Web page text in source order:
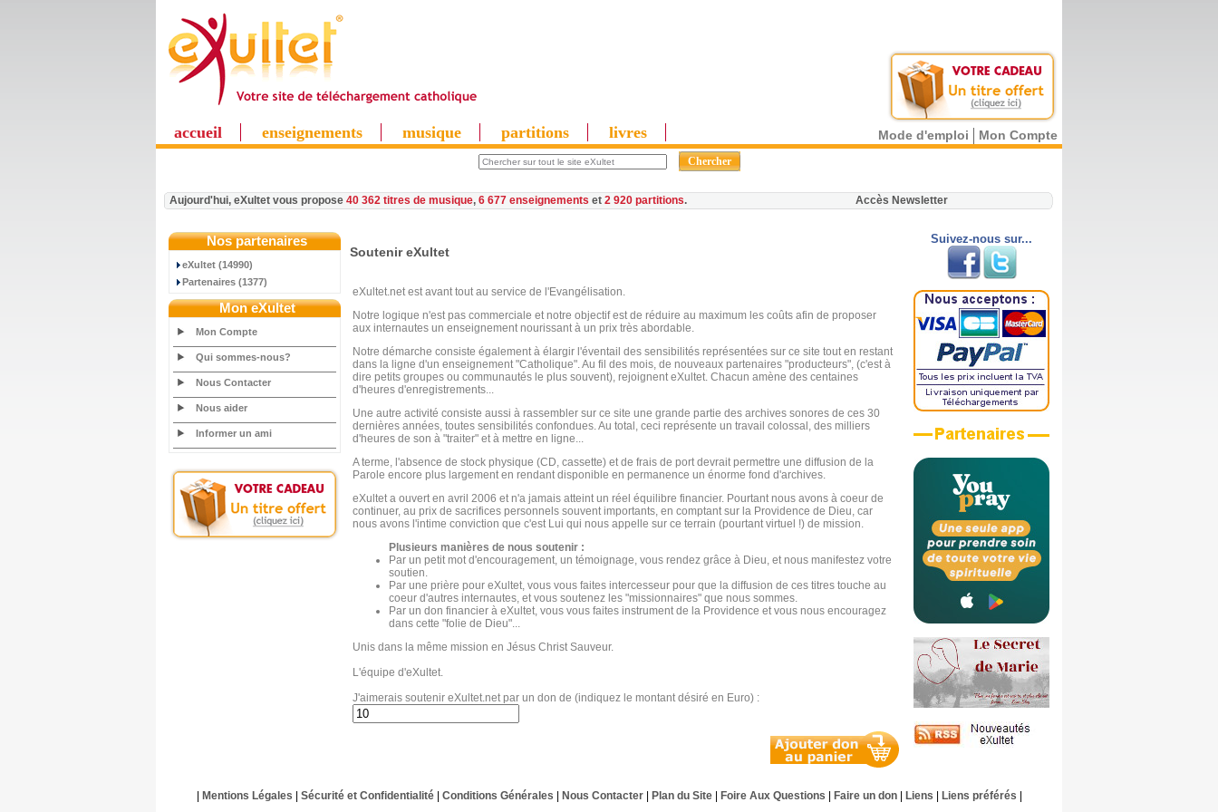
accueil enseignements musique partitions livres Mode d'emploi Mon Compte
Aujourd'hui, eXultet vous propose 40 362 titres de musique, 6 677 enseignements et 2 920 partitions. Accès Newsletter
Nos partenaires
eXultet (14990)
Partenaires (1377)
Mon eXultet
Mon Compte
Qui sommes-nous?
Nous Contacter
Nous aider
Informer un ami
Soutenir eXultet
eXultet.net est avant tout au service de l'Evangélisation.
Notre logique n'est pas commerciale et notre objectif est de réduire au maximum les coûts afin de proposer
aux internautes un enseignement nourissant à un prix très abordable.
Notre démarche consiste également à élargir l'éventail des sensibilités représentées sur ce site tout en restant
dans la ligne d'un enseignement "Catholique". Au fil des mois, de nouveaux partenaires "producteurs", (c'est à
dire petits groupes ou communautés le plus souvent), rejoignent eXultet. Chacun amène des centaines
d'heures d'enregistrements...
Une autre activité consiste aussi à rassembler sur ce site une grande partie des archives sonores de ces 30
dernières années, toutes sensibilités confondues. Au total, ceci représente un travail colossal, des milliers
d'heures de son à "traiter" et à mettre en ligne...
A terme, l'absence de stock physique (CD, cassette) et de frais de port devrait permettre une diffusion de la
Parole encore plus largement en rendant disponible en permanence un énorme fond d'archives.
eXultet a ouvert en avril 2006 et n'a jamais atteint un réel équilibre financier. Pourtant nous avons à coeur de
continuer, au prix de sacrifices personnels souvent importants, en comptant sur la Providence de Dieu, car
nous avons l'intime conviction que c'est Lui qui nous appelle sur ce terrain (pourtant virtuel !) de mission.
Plusieurs manières de nous soutenir :
Par un petit mot d'encouragement, un témoignage, vous rendez grâce à Dieu, et nous manifestez votre
soutien.
Par une prière pour eXultet, vous vous faites intercesseur pour que la diffusion de ces titres touche au
coeur d'autres internautes, et vous soutenez les "missionnaires" que nous sommes.
Par un don financier à eXultet, vous vous faites instrument de la Providence et vous nous encouragez
dans cette "folie de Dieu"...
Unis dans la même mission en Jésus Christ Sauveur.
L'équipe d'eXultet.
J'aimerais soutenir eXultet.net par un don de (indiquez le montant désiré en Euro) :
Suivez-nous sur...
Mentions Légales Sécurité et Confidentialité| Conditions Générales Nous Contacter| Plan du Site| Foire Aux Questions Faire un don| Liens Liens préférés